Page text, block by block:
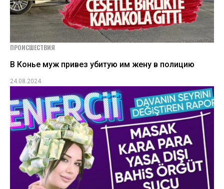
ПРОИСШЕСТВИЯ
В Конье муж привез убитую им жену в полицию
24.08.2024